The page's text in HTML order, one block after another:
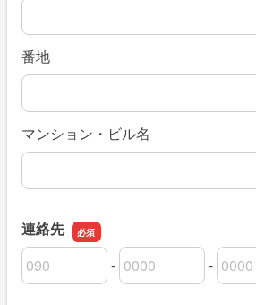
番地
マンション・ビル名
連絡先
連絡先の市外局番
-
連絡先の市内局番 -
連絡先の加入者番号